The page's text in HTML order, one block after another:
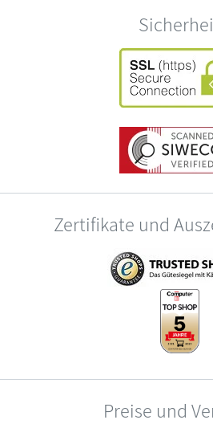
Zertifikate und
Preise und